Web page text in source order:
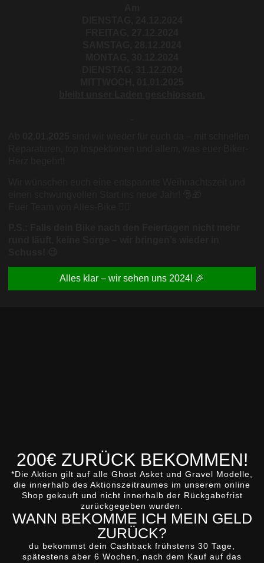
Alles klar – wir sehen uns 2024! 🎉
200€ ZURÜCK BEKOMMEN!
*Die Aktion gilt auf alle Ghost Asket und Gravel Modelle,
die innerhalb des Aktionszeitraumes im unserem online
Shop gekauft und nicht innerhalb der Rückgabefrist
zurückgegeben wurden.
WANN BEKOMME ICH MEIN GELD
ZURÜCK?
du bekommst dein Cashback frühstens 30 Tage,
spätestens aber 6 Wochen, nach dem Kauf auf das